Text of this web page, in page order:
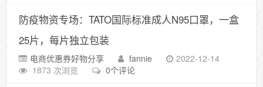
防疫物资专场：TATO国际标准成人N95口罩，一盒
25片，每片独立包装
电商优惠券好物分享 fannie
2022-12-14
1873 次浏览
0个评论